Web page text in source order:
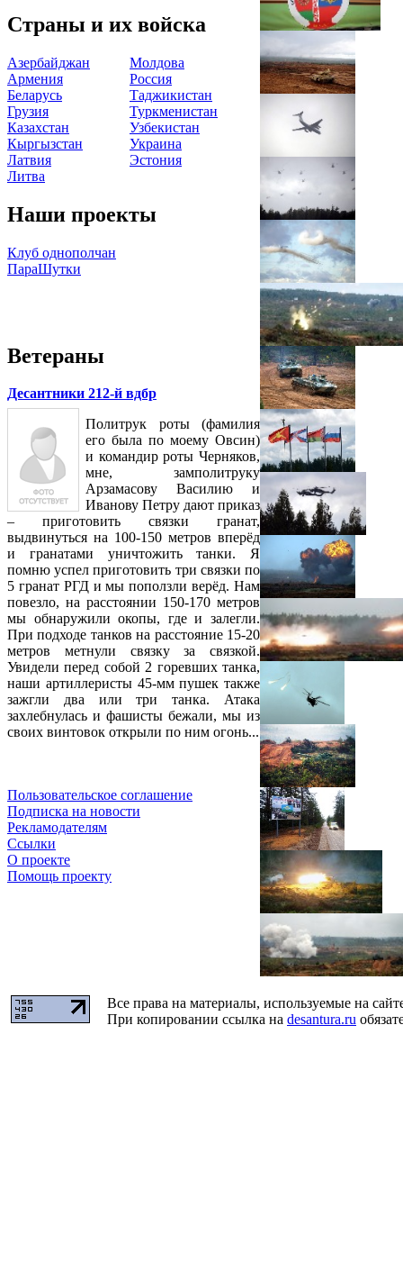
Страны и их войска
Азербайджан
Армения
Беларусь
Грузия
Казахстан
Кыргызстан
Латвия
Литва
Молдова
Россия
Таджикистан
Туркменистан
Узбекистан
Украина
Эстония
Наши проекты
Клуб однополчан
ПараШутки
Ветераны
Десантники 212-й вдбр
Политрук роты (фамилия
его была по моему Овсин)
и командир роты Черняков,
мне, замполитруку
Арзамасову Василию и
Иванову Петру дают приказ
– приготовить связки гранат,
выдвинуться на 100-150 метров вперёд
и гранатами уничтожить танки. Я
помню успел приготовить три связки по
5 гранат РГД и мы поползли верёд. Нам
повезло, на расстоянии 150-170 метров
мы обнаружили окопы, где и залегли.
При подходе танков на расстояние 15-20
метров метнули связку за связкой.
Увидели перед собой 2 горевших танка,
наши артиллеристы 45-мм пушек также
зажгли два или три танка. Атака
захлебнулась и фашисты бежали, мы из
своих винтовок открыли по ним огонь...
Пользовательское соглашение
Подписка на новости
Рекламодателям
Ссылки
О проекте
Помощь проекту
Все права на материалы, используемые на
При копировании ссылка на desantura.ru